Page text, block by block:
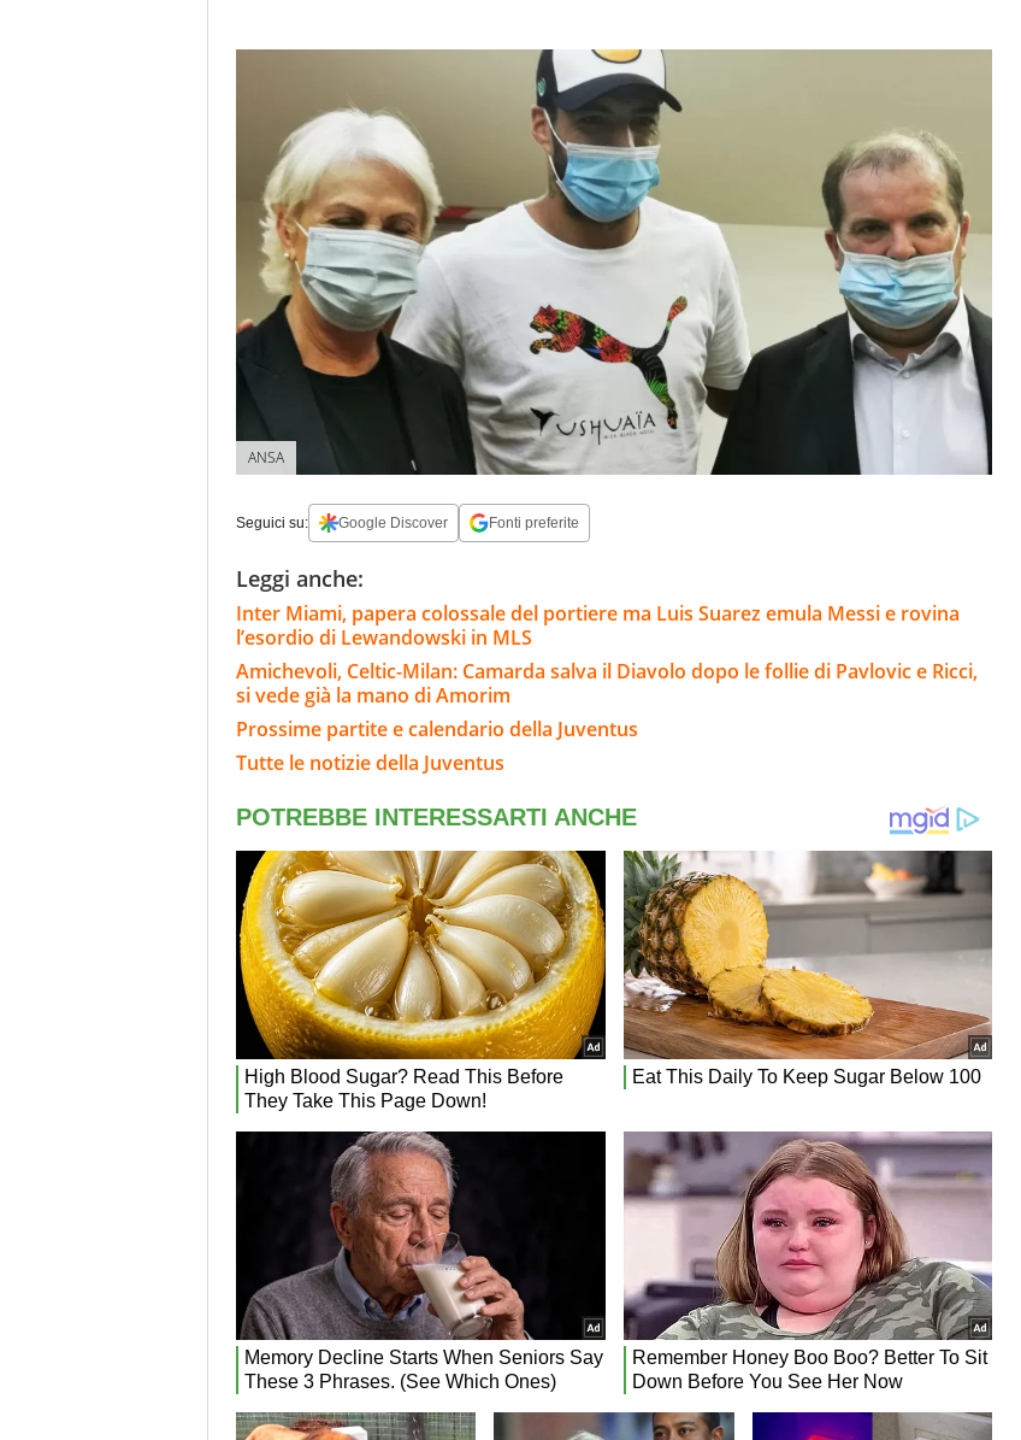
ANSA
Seguici su: Google Discover Fonti preferite
Leggi anche:
Inter Miami, papera colossale del portiere ma Luis Suarez emula Messi e rovina
l’esordio di Lewandowski in MLS
Amichevoli, Celtic-Milan: Camarda salva il Diavolo dopo le follie di Pavlovic e Ricci,
si vede già la mano di Amorim
Prossime partite e calendario della Juventus
Tutte le notizie della Juventus